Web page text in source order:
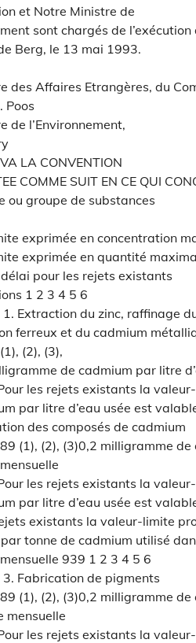
et Notre Ministre de
sont chargés de
Berg, le 13 mai 1993.
des Affaires Etrangères, du
Poos
de l’Environnement,
LA CONVENTION
COMME SUIT EN CE QUI
ou groupe de substances
exprimée en concentration
exprimée en quantité
pour les rejets existants
1 2 3 4 5 6
1. Extraction du zinc, raffinage
ferreux et du cadmium
(2), (3),
de cadmium par litre
les rejets existants la
par litre d’eau usée est
des composés de cadmium
(1), (2), (3)0,2 milligramme
les rejets existants la
par litre d’eau usée est
existants la valeur-limite
tonne de cadmium utilisé
939 1 2 3 4 5 6
3. Fabrication de pigments
(1), (2), (3)0,2 milligramme
mensuelle
les rejets existants la